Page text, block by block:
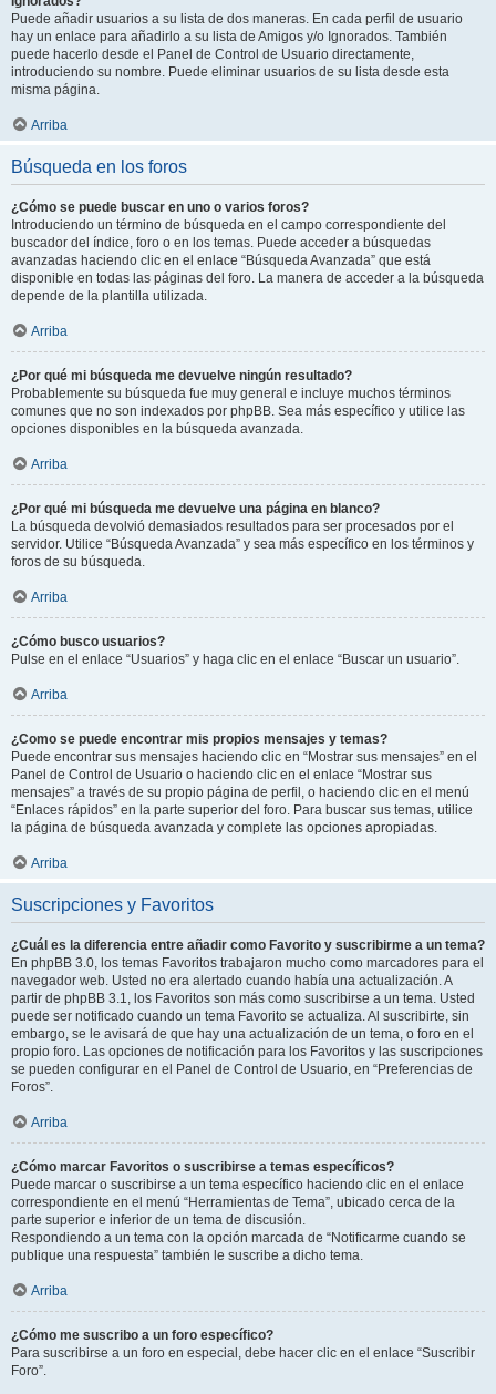
Puede añadir usuarios a su lista de dos maneras. En cada perfil de usuario
hay un enlace para añadirlo a su lista de Amigos y/o Ignorados. También
puede hacerlo desde el Panel de Control de Usuario directamente,
introduciendo su nombre. Puede eliminar usuarios de su lista desde esta
misma página.
Arriba
Búsqueda en los foros
¿Cómo se puede buscar en uno o varios foros?
Introduciendo un término de búsqueda en el campo correspondiente del
buscador del índice, foro o en los temas. Puede acceder a búsquedas
avanzadas haciendo clic en el enlace “Búsqueda Avanzada” que está
disponible en todas las páginas del foro. La manera de acceder a la búsqueda
depende de la plantilla utilizada.
Arriba
¿Por qué mi búsqueda me devuelve ningún resultado?
Probablemente su búsqueda fue muy general e incluye muchos términos
comunes que no son indexados por phpBB. Sea más específico y utilice las
opciones disponibles en la búsqueda avanzada.
Arriba
¿Por qué mi búsqueda me devuelve una página en blanco?
La búsqueda devolvió demasiados resultados para ser procesados por el
servidor. Utilice “Búsqueda Avanzada” y sea más específico en los términos y
foros de su búsqueda.
Arriba
¿Cómo busco usuarios?
Pulse en el enlace “Usuarios” y haga clic en el enlace “Buscar un usuario”.
Arriba
¿Como se puede encontrar mis propios mensajes y temas?
Puede encontrar sus mensajes haciendo clic en “Mostrar sus mensajes” en el
Panel de Control de Usuario o haciendo clic en el enlace “Mostrar sus
mensajes” a través de su propio página de perfil, o haciendo clic en el menú
“Enlaces rápidos” en la parte superior del foro. Para buscar sus temas, utilice
la página de búsqueda avanzada y complete las opciones apropiadas.
Arriba
Suscripciones y Favoritos
¿Cuál es la diferencia entre añadir como Favorito y suscribirme a un tema?
En phpBB 3.0, los temas Favoritos trabajaron mucho como marcadores para el
navegador web. Usted no era alertado cuando había una actualización. A
partir de phpBB 3.1, los Favoritos son más como suscribirse a un tema. Usted
puede ser notificado cuando un tema Favorito se actualiza. Al suscribirte, sin
embargo, se le avisará de que hay una actualización de un tema, o foro en el
propio foro. Las opciones de notificación para los Favoritos y las suscripciones
se pueden configurar en el Panel de Control de Usuario, en “Preferencias de
Foros”.
Arriba
¿Cómo marcar Favoritos o suscribirse a temas específicos?
Puede marcar o suscribirse a un tema específico haciendo clic en el enlace
correspondiente en el menú “Herramientas de Tema”, ubicado cerca de la
parte superior e inferior de un tema de discusión.
Respondiendo a un tema con la opción marcada de “Notificarme cuando se
publique una respuesta” también le suscribe a dicho tema.
Arriba
¿Cómo me suscribo a un foro específico?
Para suscribirse a un foro en especial, debe hacer clic en el enlace “Suscribir
Foro”.